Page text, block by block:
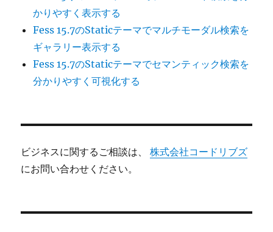
かりやすく表示する
Fess 15.7のStaticテーマでマルチモーダル検索を
ギャラリー表示する
Fess 15.7のStaticテーマでセマンティック検索を
分かりやすく可視化する
ビジネスに関するご相談は、株式会社コードリブズ
にお問い合わせください。